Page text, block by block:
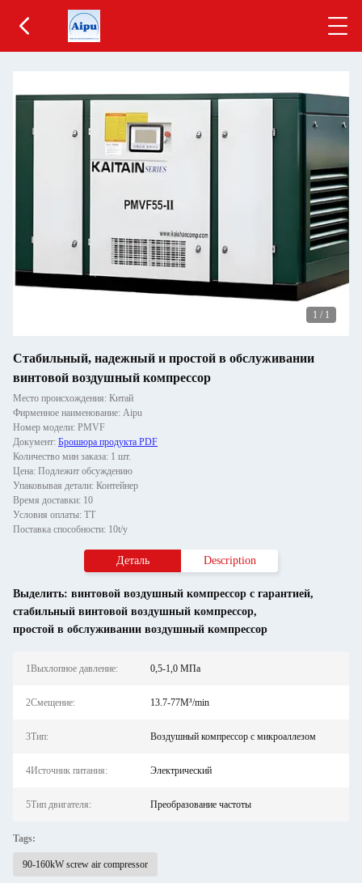
1 / 1
Стабильный, надежный и простой в обслуживании
винтовой воздушный компрессор
Место происхождения: Китай
Фирменное наименование: Aipu
Номер модели: PMVF
Документ: Брошюра продукта PDF
Количество мин заказа: 1 шт.
Цена: Подлежит обсуждению
Упаковывая детали: Контейнер
Время доставки: 10
Условия оплаты: ТТ
Поставка способности: 10t/y
Деталь Description
Выделить: винтовой воздушный компрессор с гарантией,
стабильный винтовой воздушный компрессор,
простой в обслуживании воздушный компрессор
1Выхлопное давление: 0,5-1,0 МПа
2Смещение: 13.7-77M³/min
3Тип: Воздушный компрессор с микроаллезом
4Источник питания: Электрический
5Тип двигателя: Преобразование частоты
Tags:
90-160kW screw air compressor